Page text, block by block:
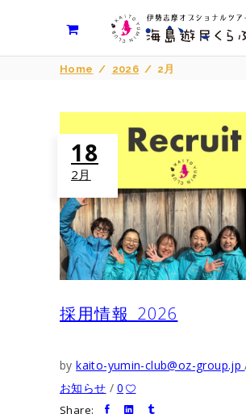
Home / 2026 / 2月
18
2月
採用情報_2026
bykaito-yumin-club@oz-group.jp
お知らせ
0
Share: